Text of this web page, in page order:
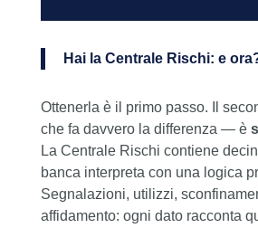
Hai la Centrale Rischi: e
Ottenerla è il primo passo. Il
che fa davvero la differenza — è
La Centrale Rischi contiene
banca interpreta con una logica
Segnalazioni, utilizzi,
affidamento: ogni dato racconta